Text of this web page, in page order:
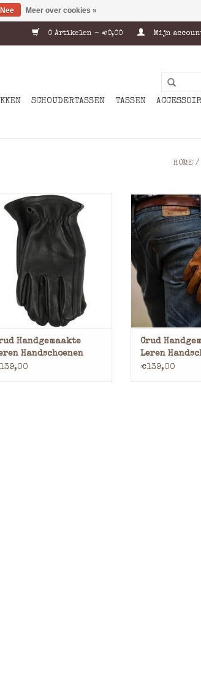
0 Artikelen - €0,00 Mijn
SCHOUDERTASSEN TASSEN
HOME /
handschoenen voor de
ruige buitenmens.
Crud leren handschoenen
als koeienhuid van
AAN WINKELWAGEN
Handgemaakte
Handschoenen
Leren
ruige
Crud leren
beginnen als
TOEVOEGEN AAN
Crud
Leren
€139,00
Nee Meer over cookies »